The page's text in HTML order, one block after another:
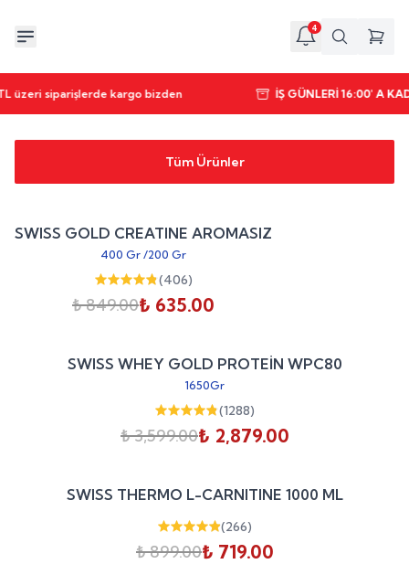
4
üzeri siparişlerde kargo bizden İŞ GÜNLERİ 16:00' A
Tüm Ürünler
indirim
SWISS GOLD CREATINE AROMASIZ
400 Gr /200 Gr
(406)
₺ 849.00₺ 635.00
SWISS WHEY GOLD PROTEİN WPC80
1650Gr
(1288)
₺ 3,599.00₺ 2,879.00
SWISS THERMO L-CARNITINE 1000 ML
(266)
₺ 899.00₺ 719.00